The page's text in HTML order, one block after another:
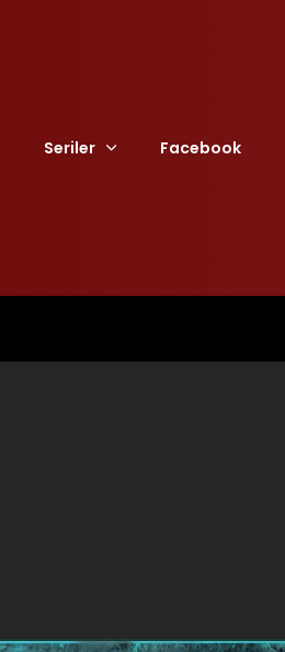
Seriler Facebook